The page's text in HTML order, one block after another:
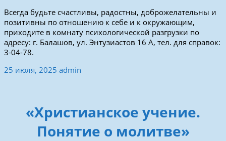
Всегда будьте счастливы, радостны, доброжелательны и
позитивны по отношению к себе и к окружающим,
приходите в комнату психологической разгрузки по
адресу: г. Балашов, ул. Энтузиастов 16 А, тел. для справок:
3-04-78.
25 июля, 2025 admin
«Христианское учение.
Понятие о молитве»